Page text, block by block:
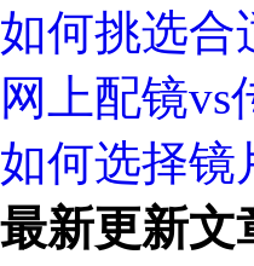
如何挑选合
网上配镜vs
如何选择镜
最新更新文